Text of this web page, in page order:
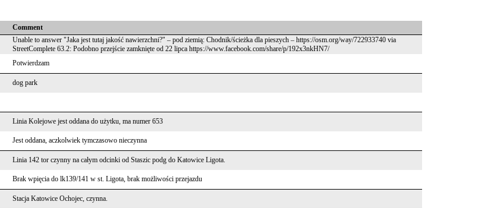
Comment
Unable to answer "Jaka jest tutaj jakość nawierzchni?" – pod ziemią: Chodnik/ścieżka dla pieszych – https://osm.org/way/722933740 via
StreetComplete 63.2: Podobno przejście zamknięte od 22 lipca https://www.facebook.com/share/p/192x3nkHN7/
Potwierdzam
dog park
Linia Kolejowe jest oddana do użytku, ma numer 653
Jest oddana, aczkolwiek tymczasowo nieczynna
Linia 142 tor czynny na całym odcinki od Staszic podg do Katowice Ligota.
Brak wpięcia do lk139/141 w st. Ligota, brak możliwości przejazdu
Stacja Katowice Ochojec, czynna.